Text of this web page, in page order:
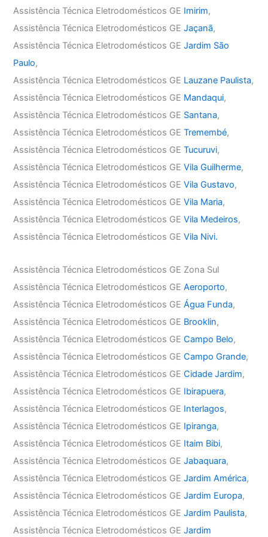
Assistência Técnica Eletrodomésticos GE Imirim,
Assistência Técnica Eletrodomésticos GEJaçanã,
Assistência Técnica Eletrodomésticos GEJardim São
Paulo,
Assistência Técnica Eletrodomésticos GE Lauzane Paulista,
Assistência Técnica Eletrodomésticos GE Mandaqui,
Assistência Técnica Eletrodomésticos GE Santana,
Assistência Técnica Eletrodomésticos GETremembé,
Assistência Técnica Eletrodomésticos GETucuruvi,
Assistência Técnica Eletrodomésticos GEVila Guilherme,
Assistência Técnica Eletrodomésticos GEVila Gustavo,
Assistência Técnica Eletrodomésticos GEVila Maria,
Assistência Técnica Eletrodomésticos GEVila Medeiros,
Assistência Técnica Eletrodomésticos GEVila Nivi.
Assistência Técnica Eletrodomésticos GE Zona Sul
Assistência Técnica Eletrodomésticos GEAeroporto,
Assistência Técnica Eletrodomésticos GEÁgua Funda,
Assistência Técnica Eletrodomésticos GE Brooklin,
Assistência Técnica Eletrodomésticos GECampo Belo,
Assistência Técnica Eletrodomésticos GECampo Grande,
Assistência Técnica Eletrodomésticos GECidade Jardim,
Assistência Técnica Eletrodomésticos GE Ibirapuera,
Assistência Técnica Eletrodomésticos GE Interlagos,
Assistência Técnica Eletrodomésticos GE Ipiranga,
Assistência Técnica Eletrodomésticos GE Itaim Bibi,
Assistência Técnica Eletrodomésticos GEJabaquara,
Assistência Técnica Eletrodomésticos GEJardim América,
Assistência Técnica Eletrodomésticos GEJardim Europa,
Assistência Técnica Eletrodomésticos GEJardim Paulista,
Assistência Técnica Eletrodomésticos GEJardim